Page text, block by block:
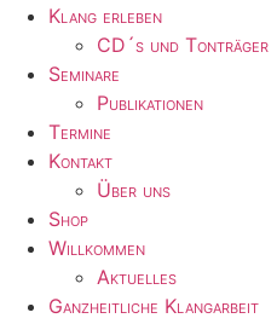
Klang erleben
CD´s und Tonträger
Seminare
Publikationen
Termine
Kontakt
Über uns
Shop
Willkommen
Aktuelles
Ganzheitliche Klangarbeit